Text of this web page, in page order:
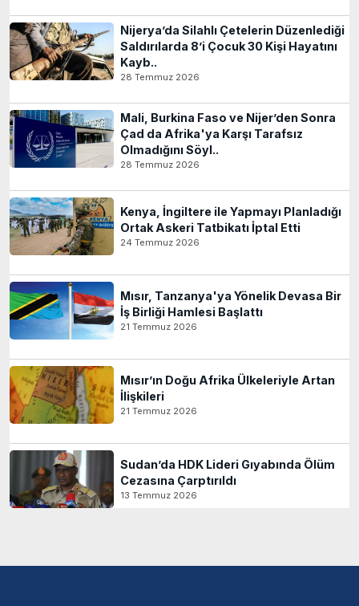
Nijerya’da Silahlı Çetelerin Düzenlediği
Saldırılarda 8’i Çocuk 30 Kişi Hayatını
Kayb..
28 Temmuz 2026
Mali, Burkina Faso ve Nijer’den Sonra
Çad da Afrika'ya Karşı Tarafsız
Olmadığını Söyl..
28 Temmuz 2026
Kenya, İngiltere ile Yapmayı Planladığı
Ortak Askeri Tatbikatı İptal Etti
24 Temmuz 2026
Mısır, Tanzanya'ya Yönelik Devasa Bir
İş Birliği Hamlesi Başlattı
21 Temmuz 2026
Mısır’ın Doğu Afrika Ülkeleriyle Artan
İlişkileri
21 Temmuz 2026
Sudan’da HDK Lideri Gıyabında Ölüm
Cezasına Çarptırıldı
13 Temmuz 2026